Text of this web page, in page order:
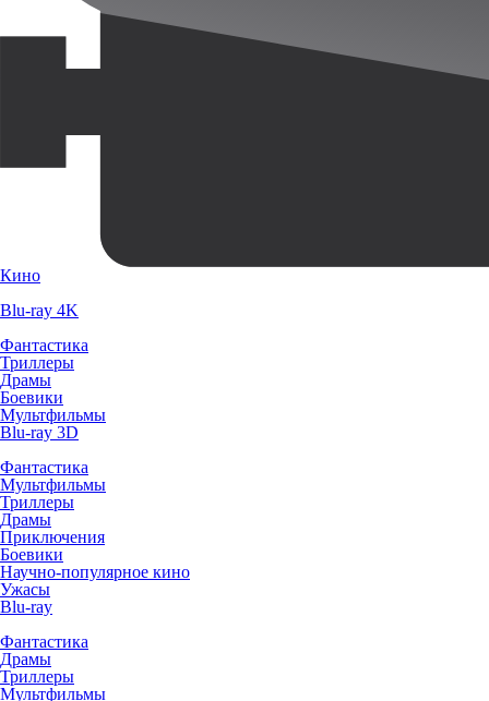
Кино
Blu-ray 4K
Фантастика
Триллеры
Драмы
Боевики
Мультфильмы
Blu-ray 3D
Фантастика
Мультфильмы
Триллеры
Драмы
Приключения
Боевики
Научно-популярное кино
Ужасы
Blu-ray
Фантастика
Драмы
Триллеры
Мультфильмы